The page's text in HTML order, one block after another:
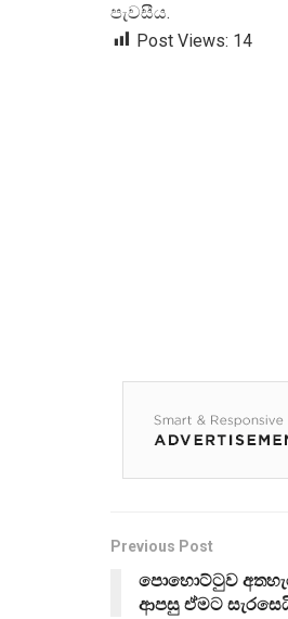
පැවසීය.
Post Views: 14
Previous Post
පොහොට්ටුව
ආපසු ඒමට